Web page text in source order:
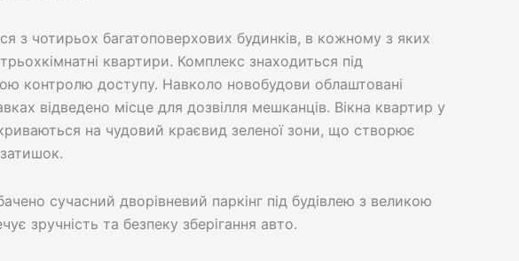
з чотирьох багатоповерхових будинків, в кожному з яких
квартири. Комплекс знаходиться під
контролю доступу. Навколо новобудови облаштовані
відведено місце для дозвілля мешканців. Вікна квартир у
на чудовий краєвид зеленої зони, що створює
сучасний дворівневий паркінг під будівлею з великою
зручність та безпеку зберігання авто.